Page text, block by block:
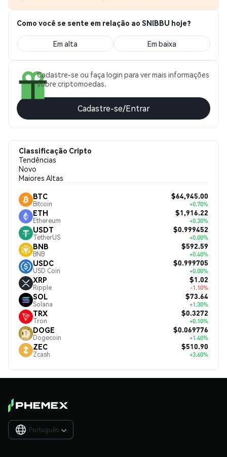
Como você se sente em relação ao SNIBBU hoje?
Em alta Em baixa
Cadastre-se ou faça login para ver mais informações
sobre criptomoedas.
Cadastre-se/Entrar
Classificação Cripto
Tendências
Novo
Maiores Altas
BTC
Bitcoin
$64,945.00
+0.70%
ETH
Ethereum
$1,916.22
+0.30%
USDT
TetherUS
$0.999452
+0.00%
BNB
BNB
$592.59
+0.40%
USDC
USD Coin
$0.999705
+0.00%
XRP
Ripple
$1.02
-1.10%
SOL
Solana
$73.64
+1.30%
TRX
Tron
$0.3272
+0.10%
DOGE
Dogecoin
$0.069776
+1.40%
ZEC
Zcash
$510.90
+3.60%
Português 